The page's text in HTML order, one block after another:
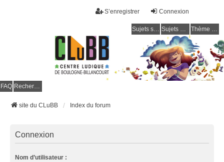
Connexion
S’enregistrer
Sujets sans réponse Sujets actifs Thème clair / foncé
FAQ Rechercher
site du CLuBB Index du forum
Connexion
Nom d’utilisateur :